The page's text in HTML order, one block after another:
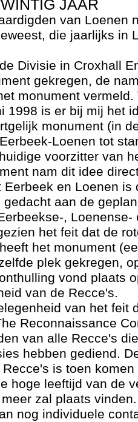
JAAR
van Loenen
die jaarlijks in
Divisie in Croxhall
gekregen, de
monument vermeld.
1998 is er bij mij het
monument (in
Loenen tot
voorzitter van
nam dit idee
en Loenen is
aan de
, Loenense-
het feit dat de
het monument
plek gekregen,
vond plaats
van de Recce's.
van het feit
Reconnaissance
van alle Recce's
hebben gediend.
is toen
hoge leeftijd van de
zal plaats vinden.
nog individuele